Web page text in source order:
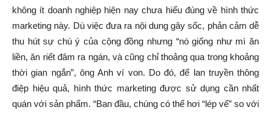
không ít doanh nghiệp hiện nay chưa hiểu đúng về hình thức
marketing này. Dù việc đưa ra nội dung gây sốc, phản cảm dễ
thu hút sự chú ý của cộng đồng nhưng “nó giống như mì ăn
liền, ăn riết đâm ra ngán, và cũng chỉ thoảng qua trong khoảng
thời gian ngắn”, ông Anh ví von. Do đó, để lan truyền thông
điệp hiệu quả, hình thức marketing được sử dụng cần nhất
quán với sản phẩm. “Ban đầu, chúng có thể hơi “lép vế” so với